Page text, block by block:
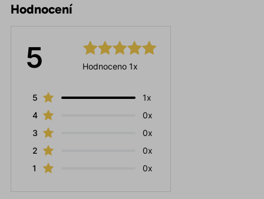
Hodnocení
5 Hodnoceno 1x
5
1x
4
0x
3
0x
2
0x
1
0x